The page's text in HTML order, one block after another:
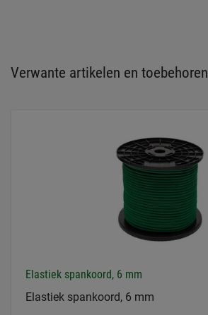
Verwante artikelen en toebehoren
Elastiek spankoord, 6 mm
Elastiek spankoord, 6 mm